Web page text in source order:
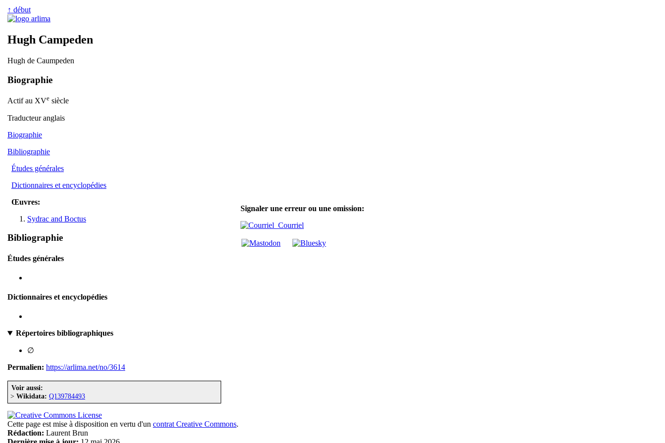
↑ début
Hugh Campeden
Hugh de Caumpeden
Biographie
Actif au XVe siècle
Traducteur anglais
Biographie
Bibliographie
Études générales
Dictionnaires et encyclopédies
Œuvres:
Sydrac and Boctus
Bibliographie
Études générales
Dictionnaires et encyclopédies
Répertoires bibliographiques
∅
Permalien: https://arlima.net/no/3614
Voir aussi:
> Wikidata: Q139784493
Cette page est mise à disposition en vertu d'un contrat Creative Commons.
Rédaction: Laurent Brun
Signaler une erreur ou une omission:
Courriel